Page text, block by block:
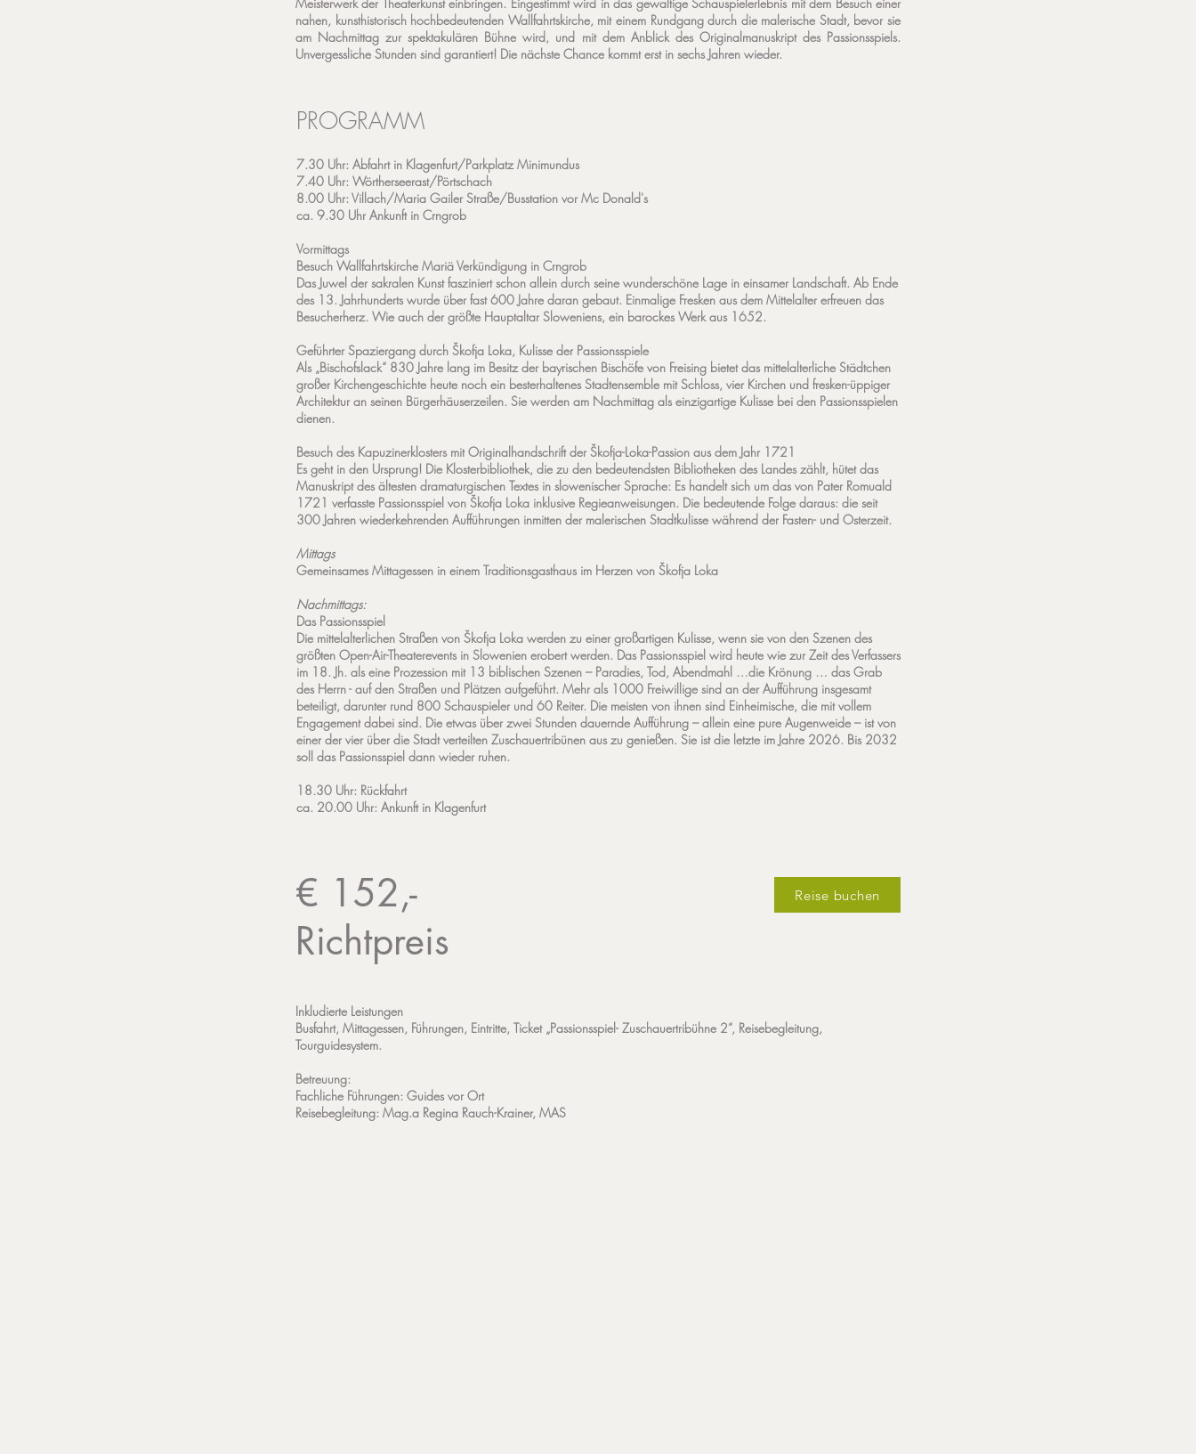
nahen, kunsthistorisch hochbedeutenden Wallfahrtskirche, mit einem Rundgang durch die malerische Stadt, bevor sie
am Nachmittag zur spektakulären Bühne wird, und mit dem Anblick des Originalmanuskript des Passionsspiels.
Unvergessliche Stunden sind garantiert! Die nächste Chance kommt erst in sechs Jahren wieder.
PROGRAMM
7.30 Uhr: Abfahrt in Klagenfurt/Parkplatz Minimundus
7.40 Uhr: Wörtherseerast/Pörtschach
8.00 Uhr: Villach/Maria Gailer Straße/Busstation vor Mc Donald's
ca. 9.30 Uhr Ankunft in Crngrob
Vormittags
Besuch Wallfahrtskirche Mariä Verkündigung in Crngrob
Das Juwel der sakralen Kunst fasziniert schon allein durch seine wunderschöne Lage in einsamer Landschaft. Ab Ende
des 13. Jahrhunderts wurde über fast 600 Jahre daran gebaut. Einmalige Fresken aus dem Mittelalter erfreuen das
Besucherherz. Wie auch der größte Hauptaltar Sloweniens, ein barockes Werk aus 1652.
Geführter Spaziergang durch Škofja Loka, Kulisse der Passionsspiele
Als „Bischofslack“ 830 Jahre lang im Besitz der bayrischen Bischöfe von Freising bietet das mittelalterliche Städtchen
großer Kirchengeschichte heute noch ein besterhaltenes Stadtensemble mit Schloss, vier Kirchen und fresken-üppiger
Architektur an seinen Bürgerhäuserzeilen. Sie werden am Nachmittag als einzigartige Kulisse bei den Passionsspielen
dienen.
Besuch des Kapuzinerklosters mit Originalhandschrift der Škofja-Loka-Passion aus dem Jahr 1721
Es geht in den Ursprung! Die Klosterbibliothek, die zu den bedeutendsten Bibliotheken des Landes zählt, hütet das
Manuskript des ältesten dramaturgischen Textes in slowenischer Sprache: Es handelt sich um das von Pater Romuald
1721 verfasste Passionsspiel von Škofja Loka inklusive Regieanweisungen. Die bedeutende Folge daraus: die seit
300 Jahren wiederkehrenden Aufführungen inmitten der malerischen Stadtkulisse während der Fasten- und Osterzeit.
Mittags
Gemeinsames Mittagessen in einem Traditionsgasthaus im Herzen von Škofja Loka
Nachmittags:
Das Passionsspiel
Die mittelalterlichen Straßen von Škofja Loka werden zu einer großartigen Kulisse, wenn sie von den Szenen des
größten Open-Air-Theaterevents in Slowenien erobert werden. Das Passionsspiel wird heute wie zur Zeit des Verfassers
im 18. Jh. als eine Prozession mit 13 biblischen Szenen – Paradies, Tod, Abendmahl …die Krönung … das Grab
des Herrn - auf den Straßen und Plätzen aufgeführt. Mehr als 1000 Freiwillige sind an der Aufführung insgesamt
beteiligt, darunter rund 800 Schauspieler und 60 Reiter. Die meisten von ihnen sind Einheimische, die mit vollem
Engagement dabei sind. Die etwas über zwei Stunden dauernde Aufführung – allein eine pure Augenweide – ist von
einer der vier über die Stadt verteilten Zuschauertribünen aus zu genießen. Sie ist die letzte im Jahre 2026. Bis 2032
soll das Passionsspiel dann wieder ruhen.
18.30 Uhr: Rückfahrt
ca. 20.00 Uhr: Ankunft in Klagenfurt
€ 152,-
Richtpreis
Reise buchen
Inkludierte Leistungen
Busfahrt, Mittagessen, Führungen, Eintritte, Ticket „Passionsspiel- Zuschauertribühne 2“, Reisebegleitung,
Tourguidesystem.
Betreuung:
Fachliche Führungen: Guides vor Ort
Reisebegleitung: Mag.a Regina Rauch-Krainer, MAS